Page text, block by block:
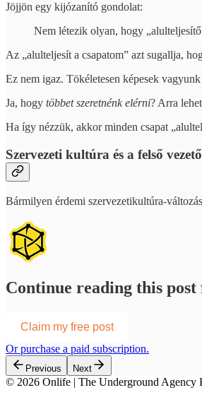
Jöjjön egy kijózanító gondolat:
Nem létezik olyan, hogy
Az „alulteljesít a csapatom” azt sugallja,
Ez nem igaz. Tökéletesen képesek
Ja, hogy többet szeretnénk elérni? Arra
Ha így nézzük, akkor minden csapat
Szervezeti kultúra és a felső vezető
Bármilyen érdemi szervezetikultúra-
Continue reading this
Claim my free post
Or purchase a paid subscription.
Previous Next
© 2026 Onlife | The Underground Agency